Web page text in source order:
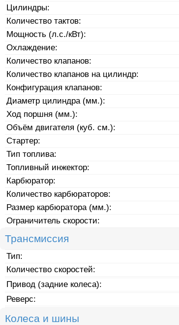
Цилиндры:
Количество тактов:
Мощность (л.с./кВт):
Охлаждение:
Количество клапанов:
Количество клапанов на цилиндр:
Конфигурация клапанов:
Диаметр цилиндра (мм.):
Ход поршня (мм.):
Объём двигателя (куб. см.):
Стартер:
Тип топлива:
Топливный инжектор:
Карбюратор:
Количество карбюраторов:
Размер карбюратора (мм.):
Ограничитель скорости:
Трансмиссия
Тип:
Количество скоростей:
Привод (задние колеса):
Реверс:
Колеса и шины